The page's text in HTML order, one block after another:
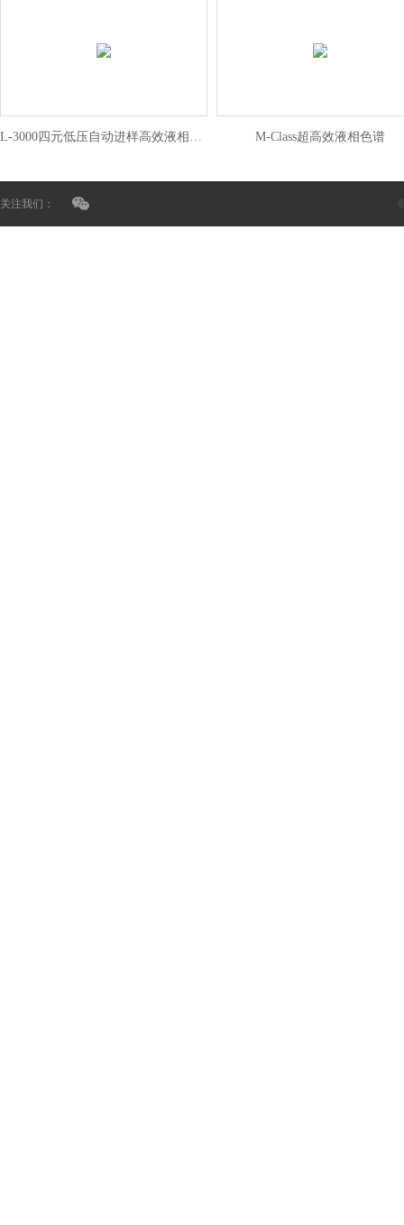
L-3000四元低压自动进样高效液相色谱 M-Class超高效液相色谱
关注我们：